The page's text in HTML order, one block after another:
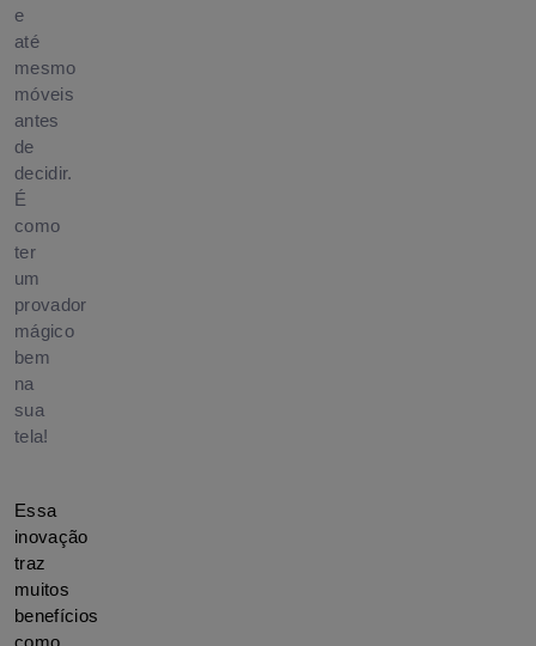
e
até
mesmo
móveis
antes
de
decidir.
É
como
ter
um
provador
mágico
bem
na
sua
tela!
Essa
inovação
traz
muitos
benefícios
como